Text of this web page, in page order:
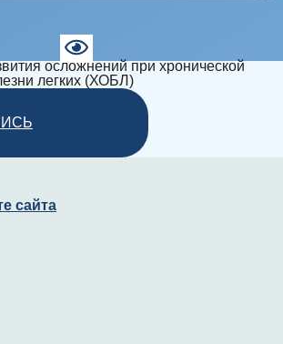
осложнений при хронической
легких (ХОБЛ)
сайта